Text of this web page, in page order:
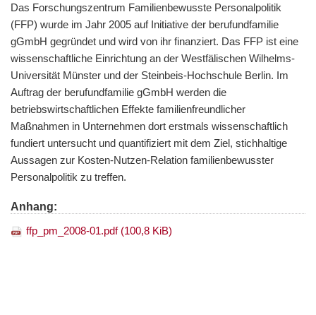
Das Forschungszentrum Familienbewusste Personalpolitik
(FFP) wurde im Jahr 2005 auf Initiative der berufundfamilie
gGmbH gegründet und wird von ihr finanziert. Das FFP ist eine
wissenschaftliche Einrichtung an der Westfälischen Wilhelms-
Universität Münster und der Steinbeis-Hochschule Berlin. Im
Auftrag der berufundfamilie gGmbH werden die
betriebswirtschaftlichen Effekte familienfreundlicher
Maßnahmen in Unternehmen dort erstmals wissenschaftlich
fundiert untersucht und quantifiziert mit dem Ziel, stichhaltige
Aussagen zur Kosten-Nutzen-Relation familienbewusster
Personalpolitik zu treffen.
Anhang:
ffp_pm_2008-01.pdf (100,8 KiB)